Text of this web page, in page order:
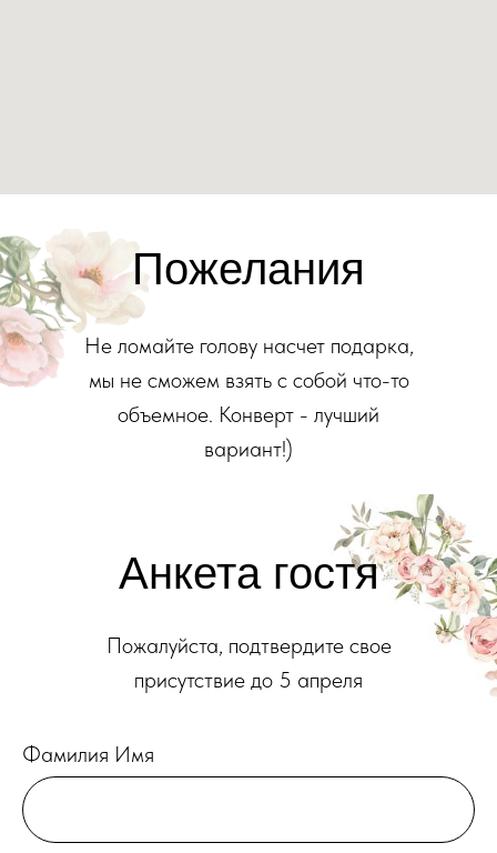
Пожелания
Не ломайте голову насчет подарка,
мы не сможем взять с собой что-то
объемное. Конверт - лучший
вариант!)
Анкета гостя
Пожалуйста, подтвердите свое
присутствие до 5 апреля
Фамилия Имя